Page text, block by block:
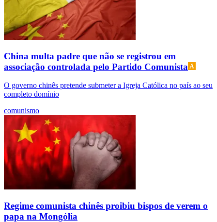
China multa padre que não se registrou em
associação controlada pelo Partido Comunista
O governo chinês pretende submeter a Igreja Católica no país ao seu
completo domínio
comunismo
Regime comunista chinês proibiu bispos de verem o
papa na Mongólia